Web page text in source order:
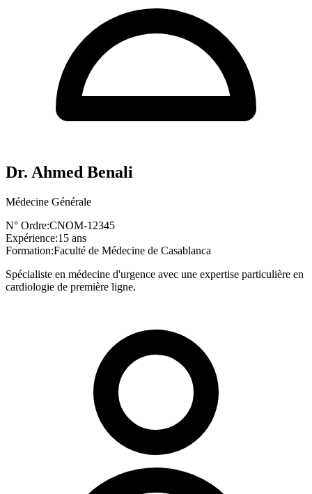
Dr. Ahmed Benali
Médecine Générale
N° Ordre:CNOM-12345
Expérience:15 ans
Formation:Faculté de Médecine de Casablanca
Spécialiste en médecine d'urgence avec une expertise particulière en
cardiologie de première ligne.